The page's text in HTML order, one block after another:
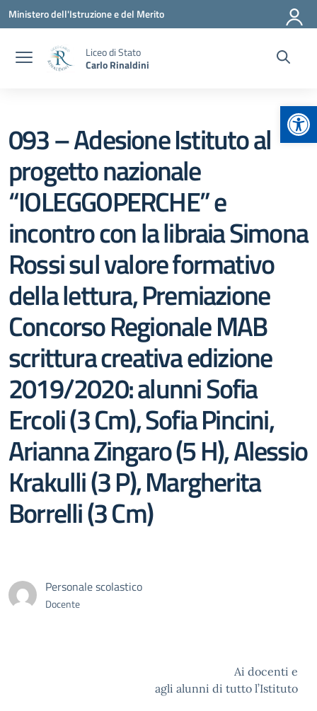
Vai ai contenuti
Vai al menu di navigazione
Vai al footer
Ministero dell'Istruzione e del Merito
Liceo di Stato
Carlo Rinaldini
093 – Adesione Istituto al
progetto nazionale
“IOLEGGOPERCHE” e
incontro con la libraia Simona
Rossi sul valore formativo
della lettura, Premiazione
Concorso Regionale MAB
scrittura creativa edizione
2019/2020: alunni Sofia
Ercoli (3 Cm), Sofia Pincini,
Arianna Zingaro (5 H), Alessio
Krakulli (3 P), Margherita
Borrelli (3 Cm)
Personale scolastico
Docente
Ai docenti e
agli alunni di tutto l’Istituto